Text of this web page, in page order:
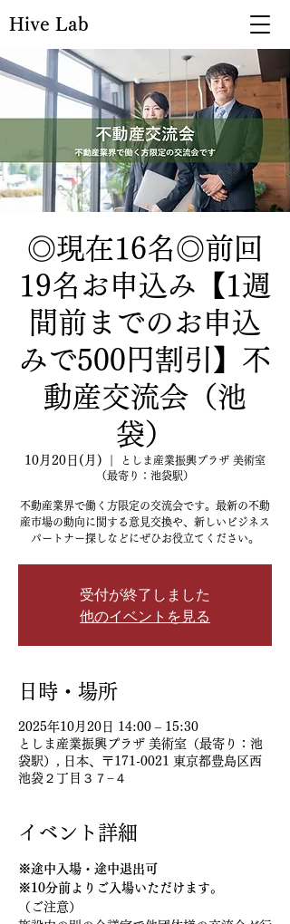
Hive Lab
◎現在16名◎前回
19名お申込み【1週
間前までのお申込
みで500円割引】不
動産交流会（池
袋）
10月20日(月)
としま産業振興プラザ 美術室
（最寄り：池袋駅）
不動産業界で働く方限定の交流会です。最新の不動
産市場の動向に関する意見交換や、新しいビジネス
パートナー探しなどにぜひお役立てください。
受付が終了しました
他のイベントを見る
日時・場所
2025年10月20日 14:00 – 15:30
としま産業振興プラザ 美術室（最寄り：池
袋駅）, 日本、〒171-0021 東京都豊島区西
池袋２丁目３７−４
イベント詳細
※途中入場・途中退出可
※10分前よりご入場いただけます。
（ご注意）